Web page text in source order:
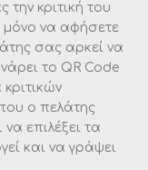
κριτική του
μόνο να αφήσετε
σας αρκεί να
το QR Code
ο πελάτης
επιλέξει τα
και να γράψει